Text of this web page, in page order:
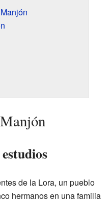
de la Lora, un pueblo
hermanos en una familia